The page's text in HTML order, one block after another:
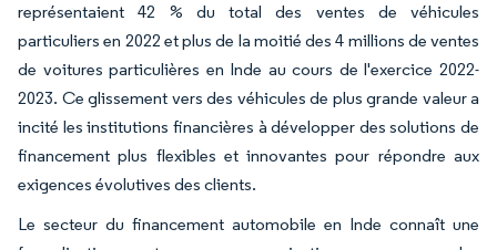
représentaient 42 % du total des ventes de véhicules
particuliers en 2022 et plus de la moitié des 4 millions de ventes
de voitures particulières en Inde au cours de l'exercice 2022-
2023. Ce glissement vers des véhicules de plus grande valeur a
incité les institutions financières à développer des solutions de
financement plus flexibles et innovantes pour répondre aux
exigences évolutives des clients.
Le secteur du financement automobile en Inde connaît une